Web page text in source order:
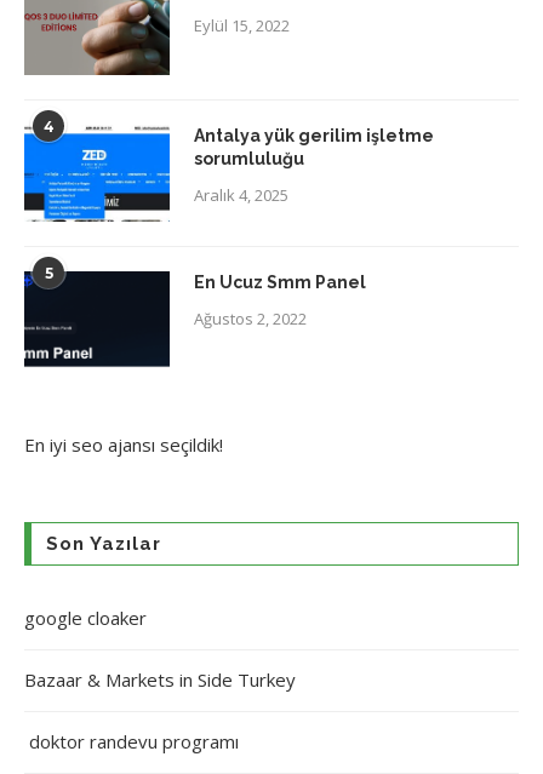
Eylül 15, 2022
4
Antalya yük gerilim işletme
sorumluluğu
Aralık 4, 2025
5 En Ucuz Smm Panel
Ağustos 2, 2022
En iyi seo ajansı seçildik!
Son Yazılar
google cloaker
Bazaar & Markets in Side Turkey
doktor randevu programı